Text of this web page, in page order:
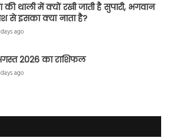
की थाली में क्यों रखी जाती है सुपारी, भगवान
से इसका क्या नाता है?
ago
2026 का राशिफल
ago